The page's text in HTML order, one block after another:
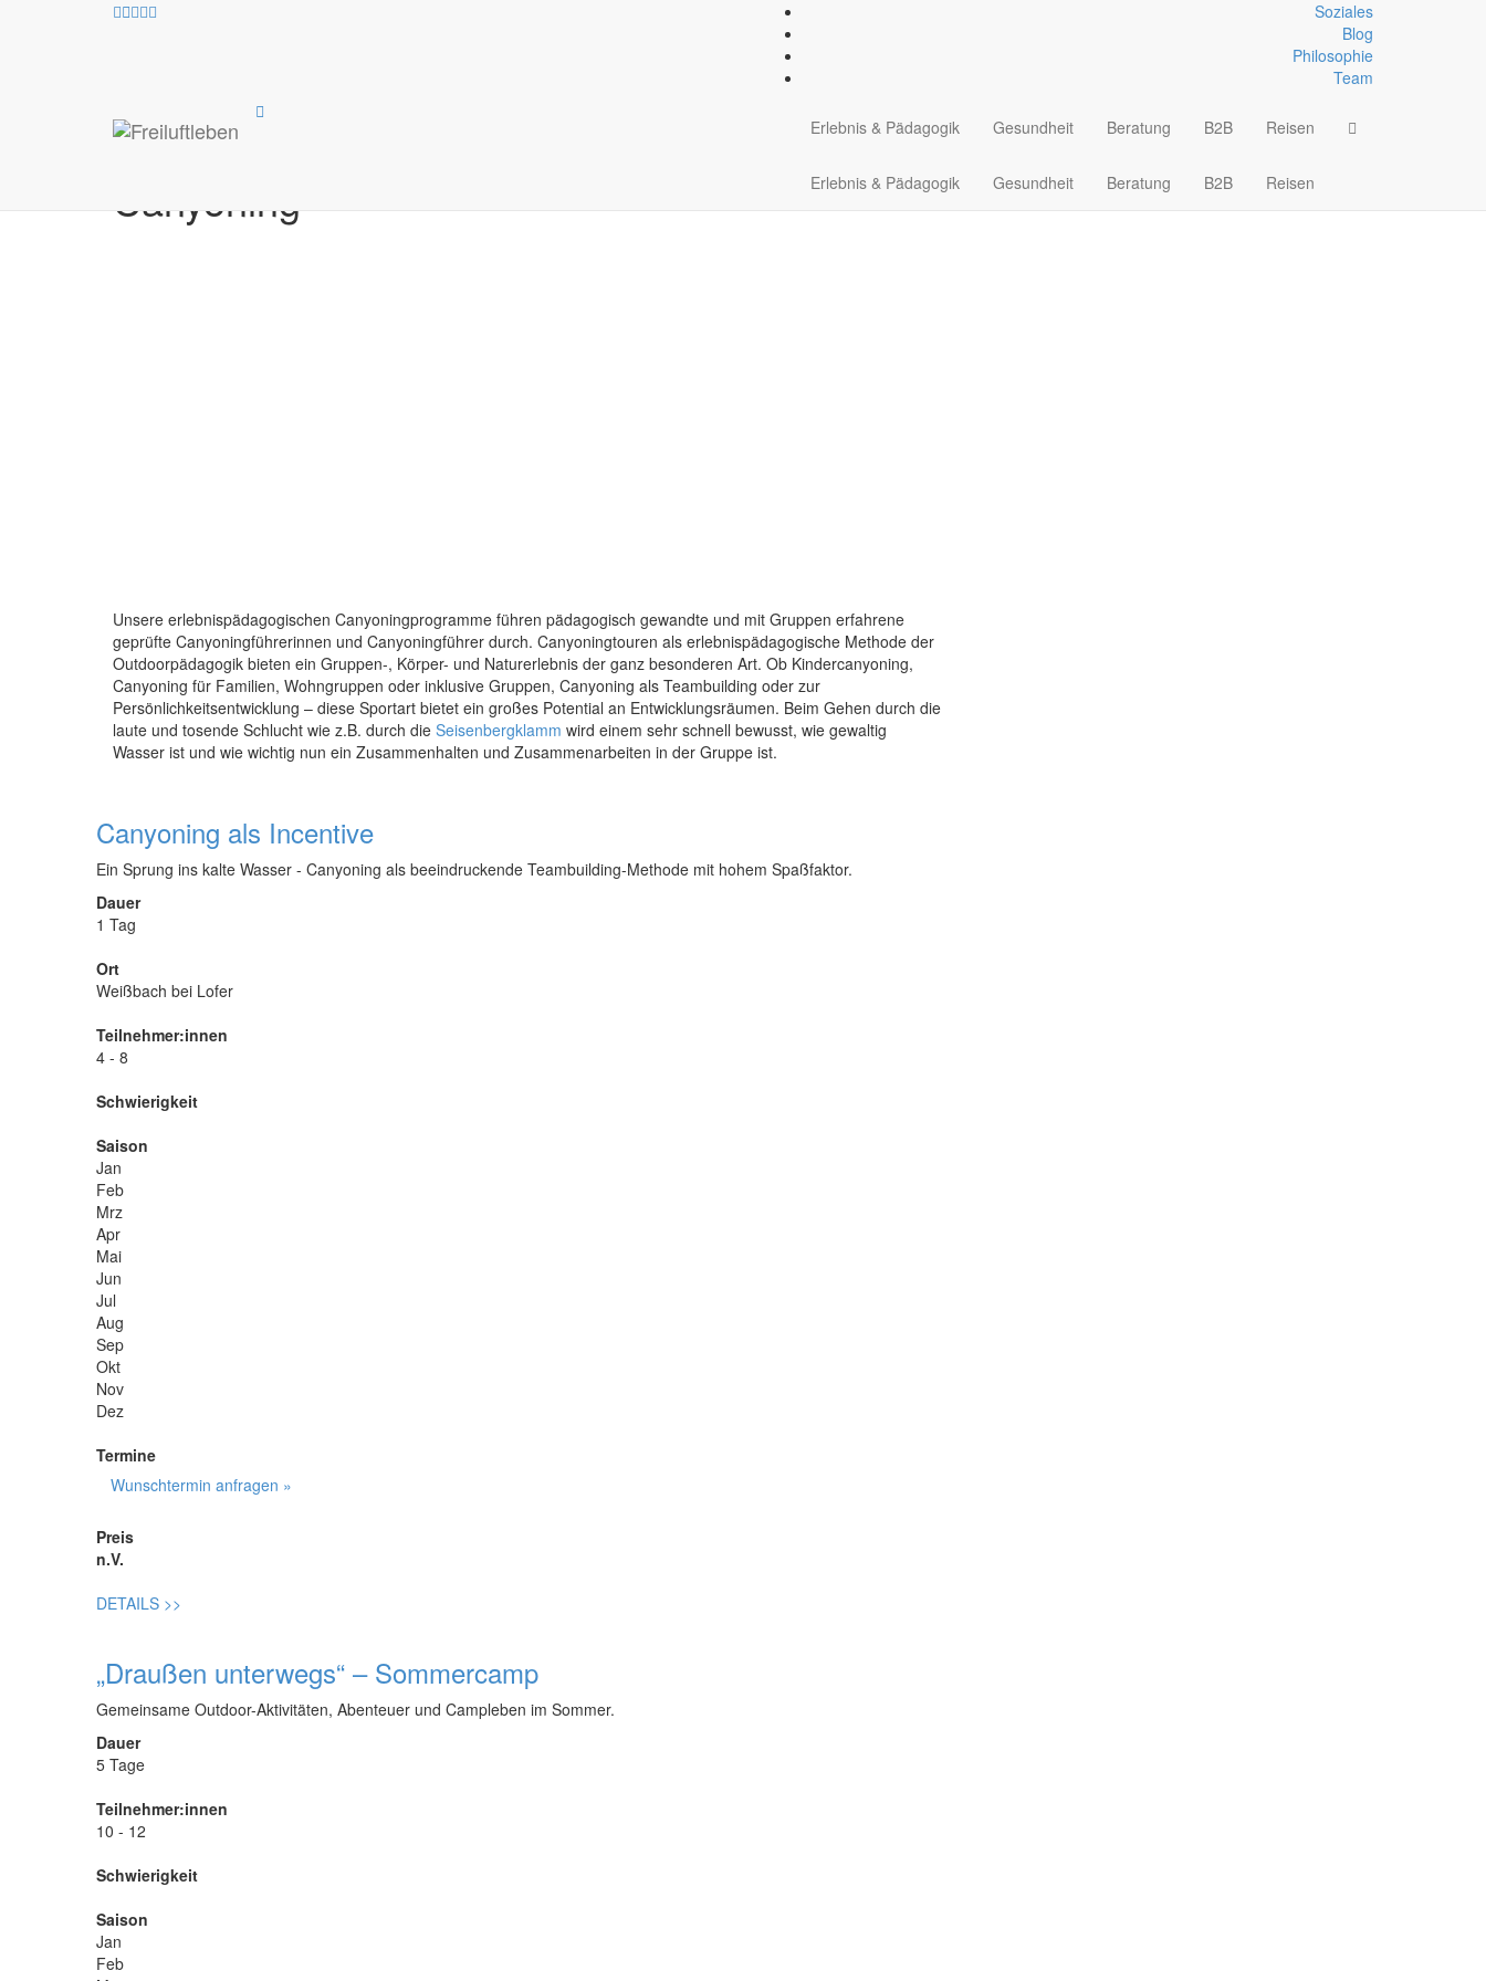
Soziales
Blog
Philosophie
Team
Erlebnis & Pädagogik Gesundheit Beratung B2B Reisen
Erlebnis & Pädagogik Gesundheit Beratung B2B Reisen
Workshops und Fortbildungen
Canyoning
Unsere erlebnispädagogischen Canyoningprogramme führen pädagogisch gewandte und mit Gruppen erfahrene
geprüfte Canyoningführerinnen und Canyoningführer durch. Canyoningtouren als erlebnispädagogische Methode der
Outdoorpädagogik bieten ein Gruppen-, Körper- und Naturerlebnis der ganz besonderen Art. Ob Kindercanyoning,
Canyoning für Familien, Wohngruppen oder inklusive Gruppen, Canyoning als Teambuilding oder zur
Persönlichkeitsentwicklung – diese Sportart bietet ein großes Potential an Entwicklungsräumen. Beim Gehen durch die
laute und tosende Schlucht wie z.B. durch die Seisenbergklamm wird einem sehr schnell bewusst, wie gewaltig
Wasser ist und wie wichtig nun ein Zusammenhalten und Zusammenarbeiten in der Gruppe ist.
Canyoning als Incentive
Ein Sprung ins kalte Wasser - Canyoning als beeindruckende Teambuilding-Methode mit hohem Spaßfaktor.
Dauer
1 Tag
Ort
Weißbach bei Lofer
Teilnehmer:innen
4 - 8
Schwierigkeit
Saison
Jan
Feb
Mrz
Apr
Mai
Jun
Jul
Aug
Sep
Okt
Nov
Dez
Termine
Wunschtermin anfragen »
Preis
n.V.
DETAILS >>
„Draußen unterwegs“ – Sommercamp
Gemeinsame Outdoor-Aktivitäten, Abenteuer und Campleben im Sommer.
Dauer
5 Tage
Teilnehmer:innen
10 - 12
Schwierigkeit
Saison
Jan
Feb